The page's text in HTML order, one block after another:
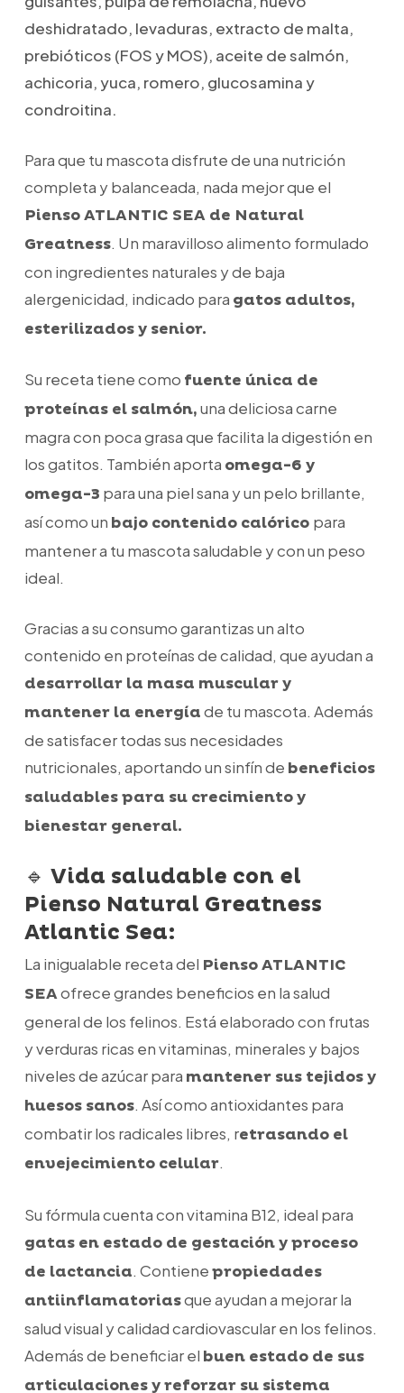
deshidratado, levaduras, extracto de malta,
prebióticos (FOS y MOS), aceite de salmón,
achicoria, yuca, romero, glucosamina y
condroitina.
Para que tu mascota disfrute de una nutrición
completa y balanceada, nada mejor que el
Pienso ATLANTIC SEA de Natural
Greatness. Un maravilloso alimento formulado
con ingredientes naturales y de baja
alergenicidad, indicado para gatos adultos,
esterilizados y senior.
Su receta tiene como fuente única de
proteínas el salmón,una deliciosa carne
magra con poca grasa que facilita la digestión en
los gatitos. También aporta omega-6 y
omega-3 para una piel sana y un pelo brillante,
así como un bajo contenido calórico para
mantener a tu mascota saludable y con un peso
ideal.
Gracias a su consumo garantizas un alto
contenido en proteínas de calidad, que ayudan a
desarrollar la masa muscular y
mantener la energíade tu mascota. Además
de satisfacer todas sus necesidades
nutricionales, aportando un sinfín de beneficios
saludables para su crecimiento y
bienestar general.
🔹 Vida saludable con el
Pienso Natural Greatness
Atlantic Sea:
La inigualable receta del Pienso ATLANTIC
SEAofrece grandes beneficios en la salud
general de los felinos. Está elaborado con frutas
y verduras ricas en vitaminas, minerales y bajos
niveles de azúcar para mantener sus tejidos y
huesos sanos. Así como antioxidantes para
combatir los radicales libres, retrasando el
envejecimiento celular.
Su fórmula cuenta con vitamina B12, ideal para
gatas en estado de gestación y proceso
de lactancia. Contienepropiedades
antiinflamatoriasque ayudan a mejorar la
salud visual y calidad cardiovascular en los felinos.
Además de beneficiar el buen estado de sus
articulaciones y reforzar su sistema